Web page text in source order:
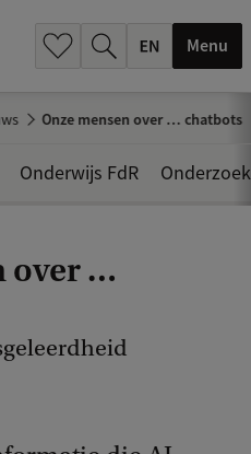
Menu
Onze mensen over … chatbots
over …
Onderwijs FdR